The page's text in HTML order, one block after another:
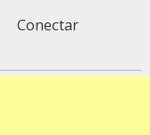
Conectar